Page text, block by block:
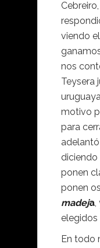
viendo
nos
Teysera
motivo
para
diciendo
ponen
ponen
madeja,
elegidos
En todo